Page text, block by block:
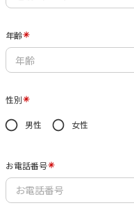
年齢
性別
男性 女性
お電話番号